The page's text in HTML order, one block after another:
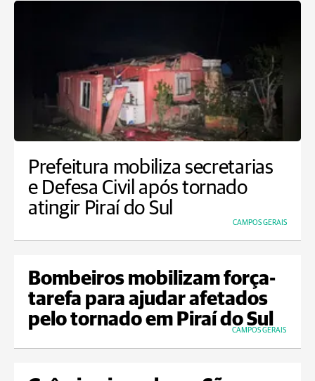
Prefeitura mobiliza secretarias
e Defesa Civil após tornado
atingir Piraí do Sul
CAMPOS GERAIS
Bombeiros mobilizam força-
tarefa para ajudar afetados
pelo tornado em Piraí do Sul
CAMPOS GERAIS